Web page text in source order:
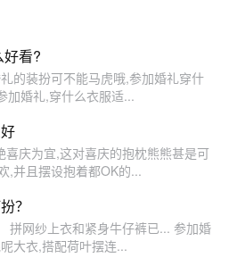
看?
的装扮可不能马虎哦,参加婚礼穿什
加婚礼,穿什么衣服适...
庆为宜,这对喜庆的抱枕熊熊甚是可
,并且摆设抱着都OK的...
？
拼网纱上衣和紧身牛仔裤已... 参加婚
大衣,搭配荷叶摆连...